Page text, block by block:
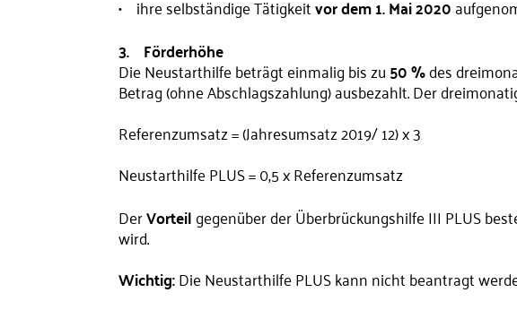
• ihre selbständige Tätigkeitvor dem 1. Mai 2020
3. Förderhöhe
Die Neustarthilfe beträgt einmalig bis zu50 %des
Betrag (ohne Abschlagszahlung) ausbezahlt. Der
Referenzumsatz = (Jahresumsatz 2019/ 12) x 3
Neustarthilfe PLUS = 0,5 x Referenzumsatz
DerVorteilgegenüber der Überbrückungshilfe III PLUS
wird.
Wichtig:Die Neustarthilfe PLUS kann nicht beantragt